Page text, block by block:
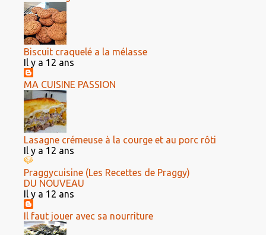
Biscuit craquelé a la mélasse
Il y a 12 ans
MA CUISINE PASSION
Lasagne crémeuse à la courge et au porc rôti
Il y a 12 ans
Praggycuisine (Les Recettes de Praggy)
DU NOUVEAU
Il y a 12 ans
Il faut jouer avec sa nourriture